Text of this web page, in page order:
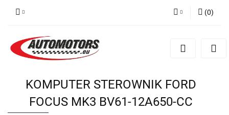
Zarejestruj się
(0)
KOMPUTER STEROWNIK FORD
FOCUS MK3 BV61-12A650-CC